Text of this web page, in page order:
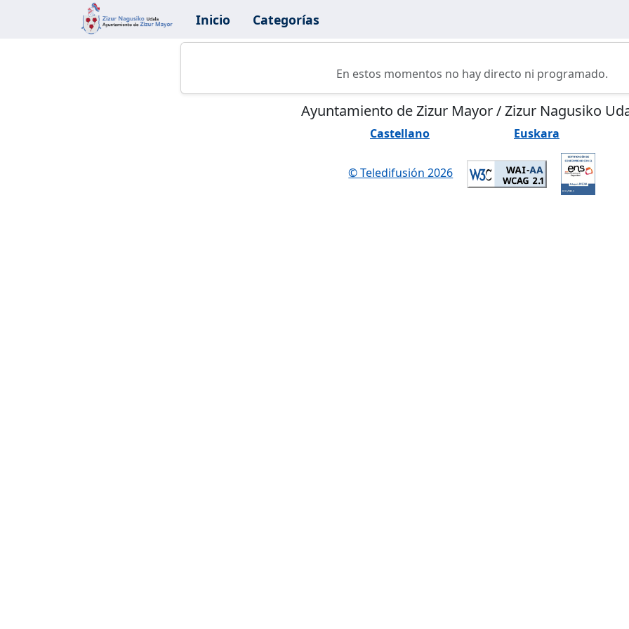
Inicio Categorías
En estos momentos no hay directo ni programado.
Ayuntamiento de Zizur Mayor / Zizur Nagusiko
Castellano Euskara
© Teledifusión 2026